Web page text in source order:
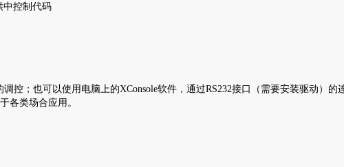
中控制代码
控；也可以使用电脑上的XConsole软件，通过RS232接口（需要安装驱动）
各类场合应用。